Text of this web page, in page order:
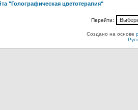
"Голографическая цветотерапия"
Перейти:
Создано на основе